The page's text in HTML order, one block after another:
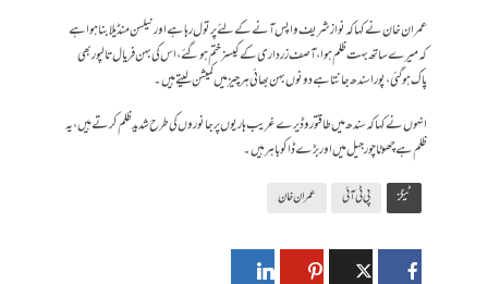
عمران خان نے کہا کہ نوازشریف واپس آنے کے لئے پر تول رہا ہے اور نیلسن منڈیلا بنا ہوا ہے
کہ میرے ساتھ بہت ظلم ہوا، آصف زرداری کے کیسز ختم ہوگئے، اس کی بہن فریال تالپور بھی
پاک ہوگئی، پورا سندھ جانتا ہے دونوں بہن بھائی ہر چیز میں کمیشن لیتے ہیں۔
انہوں نے کہا کہ سندھ میں طاقتور وڈیرے غریب ہاریوں پر جانوروں کی طرح شدید ظلم کرتے ہیں، یہ
ظلم ہے چھوٹا چور جیل میں اور بڑے ڈاکو باہر ہیں۔
ٹیگز پی ٹی آئی عمران خان